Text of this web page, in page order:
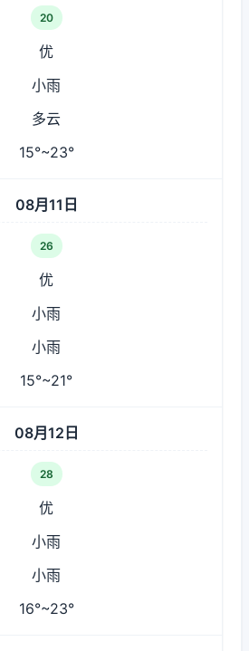
20
优
小雨
多云
15°~23°
08月11日
26
优
小雨
小雨
15°~21°
08月12日
28
优
小雨
小雨
16°~23°